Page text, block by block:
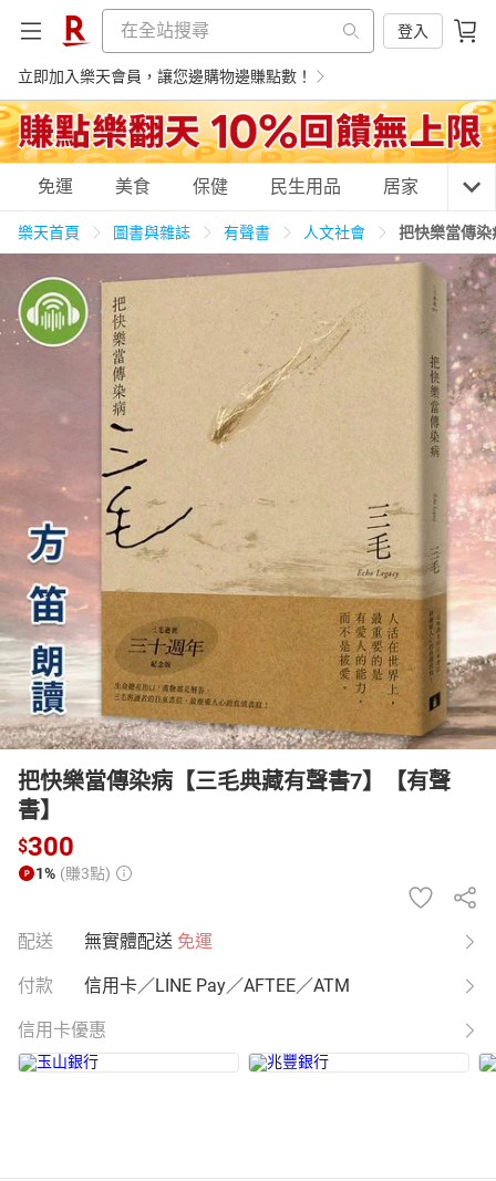
登入
立即加入樂天會員，讓您邊購物邊賺點數！
購物網分類
天天免運 民生用品
運動休閒 親子玩具
日本購物
HOT
免運 美食 保健 民生用品 居家 3C
樂天首頁 圖書與雜誌 有聲書 人文社會 把快樂當傳
把快樂當傳染病【三毛典藏有聲書7】【有聲
書】
$300
1% (賺3點)
配送 無實體配送 免運
付款 信用卡／LINE Pay／AFTEE／ATM
信用卡優惠